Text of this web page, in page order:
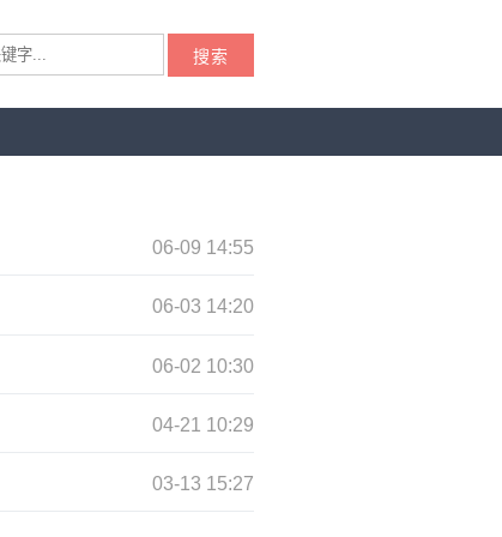
搜索
06-09 14:55
06-03 14:20
06-02 10:30
04-21 10:29
03-13 15:27